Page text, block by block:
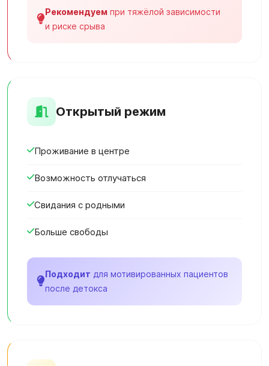
Рекомендуем при тяжёлой зависимости
и риске срыва
Открытый режим
Проживание в центре
Возможность отлучаться
Свидания с родными
Больше свободы
Подходит для мотивированных пациентов
после детокса